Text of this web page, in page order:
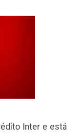
Inter e está